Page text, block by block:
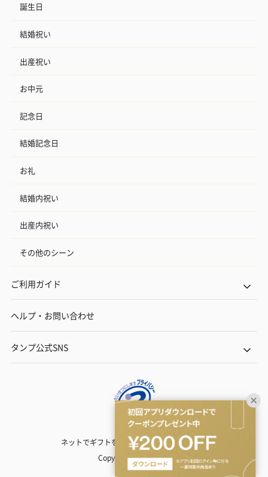
誕生日
結婚祝い
出産祝い
お中元
記念日
結婚記念日
お礼
結婚内祝い
出産内祝い
その他のシーン
ご利用ガイド
ヘルプ・お問い合わせ
タンプ公式SNS
ネットでギフトを贈るなら | TANP（タンプ）
Copyright© TANP Inc.